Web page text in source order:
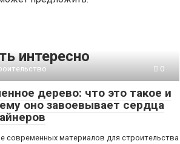
интересно
0
дерево: что это такое и
оно завоевывает сердца
современных материалов для строительства